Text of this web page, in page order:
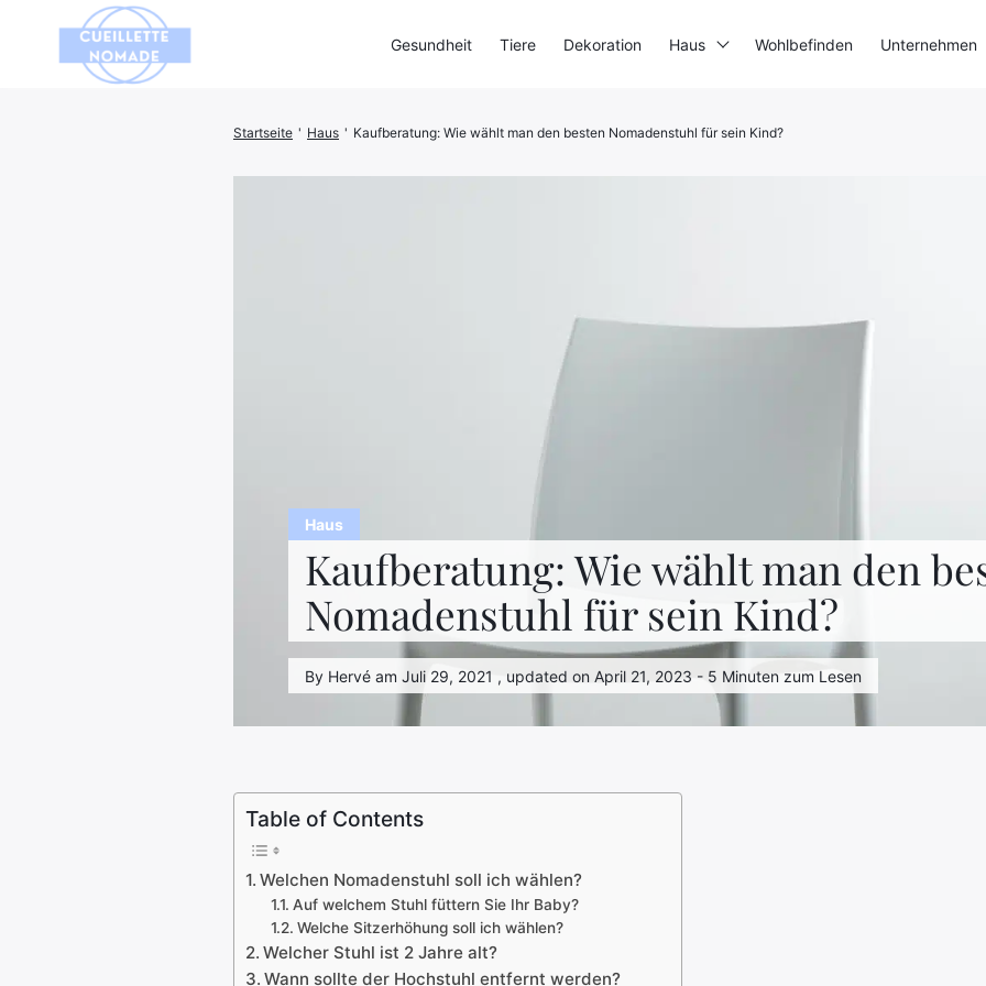
Haus
Kaufberatung: Wie wählt man den
Nomadenstuhl für sein Kind?
By Hervé am Juli 29, 2021 , updated on April 21, 2023 - 5 Minuten zum Lesen
Startseite ' Haus ' Kaufberatung: Wie wählt man den besten Nomadenstuhl für sein Kind?
Table of Contents
Welchen Nomadenstuhl soll ich wählen?
Auf welchem Stuhl füttern Sie Ihr Baby?
Welche Sitzerhöhung soll ich wählen?
Welcher Stuhl ist 2 Jahre alt?
Wann sollte der Hochstuhl entfernt werden?
Gesundheit Tiere Dekoration Haus Wohlbefinden Unternehmen
Suchen